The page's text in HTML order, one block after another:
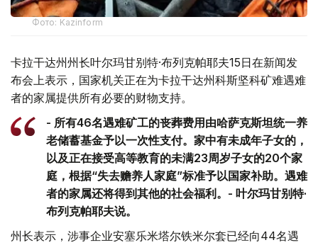
Фото: Kazinform
卡拉干达州州长叶尔玛甘别特·布列克帕耶夫15日在新闻发
布会上表示，国家机关正在为卡拉干达州科斯坚科矿难遇难
者的家属提供所有必要的财物支持。
- 所有46名遇难矿工的丧葬费用由哈萨克斯坦统一养
老储蓄基金予以一次性支付。家中有未成年子女的，
以及正在接受高等教育的未满23周岁子女的20个家
庭，根据“失去赡养人家庭”标准予以国家补助。遇难
者的家属还将得到其他的社会福利。- 叶尔玛甘别特·
布列克帕耶夫说。
州长表示，涉事企业安塞乐米塔尔铁米尔套已经向44名遇